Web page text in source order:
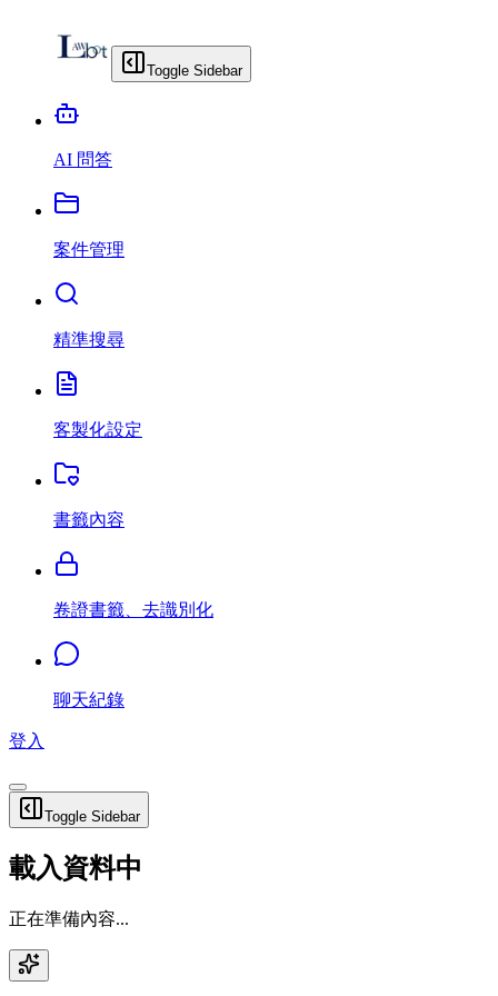
Toggle Sidebar
AI 問答
案件管理
精準搜尋
客製化設定
書籤內容
卷證書籤、去識別化
聊天紀錄
登入
Toggle Sidebar
載入資料中
正在準備內容...